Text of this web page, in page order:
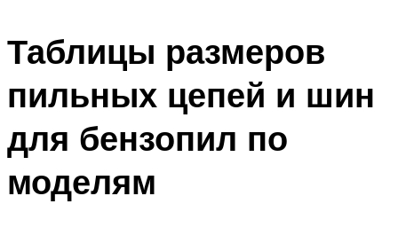
Таблицы размеров
пильных цепей и шин
для бензопил по
моделям